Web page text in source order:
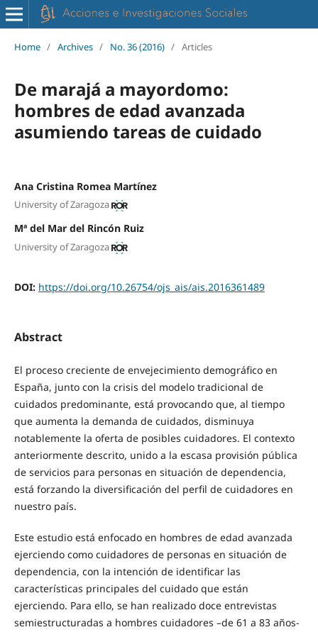
Home / Archives / No. 36 (2016) / Articles
De marajá a mayordomo:
hombres de edad avanzada
asumiendo tareas de cuidado
Ana Cristina Romea Martínez
University of Zaragoza
Mª del Mar del Rincón Ruiz
University of Zaragoza
DOI: https://doi.org/10.26754/ojs_ais/ais.2016361489
Abstract
El proceso creciente de envejecimiento demográfico en
España, junto con la crisis del modelo tradicional de
cuidados predominante, está provocando que, al tiempo
que aumenta la demanda de cuidados, disminuya
notablemente la oferta de posibles cuidadores. El contexto
anteriormente descrito, unido a la escasa provisión pública
de servicios para personas en situación de dependencia,
está forzando la diversificación del perfil de cuidadores en
nuestro país.
Este estudio está enfocado en hombres de edad avanzada
ejerciendo como cuidadores de personas en situación de
dependencia, con la intención de identificar las
características principales del cuidado que están
ejerciendo. Para ello, se han realizado doce entrevistas
semiestructuradas a hombres cuidadores –de 61 a 83 años-